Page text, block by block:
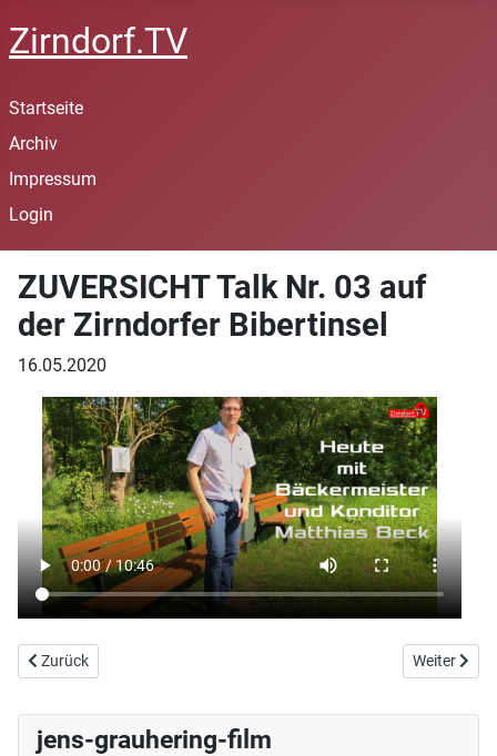
Zirndorf.TV
Startseite
Archiv
Impressum
Login
ZUVERSICHT Talk Nr. 03 auf
der Zirndorfer Bibertinsel
16.05.2020
Vorheriger Beitrag: Zirndorfer Bürgerreporter für Lokaljournalismus
Zurück Nächster
Weiter
jens-grauhering-film